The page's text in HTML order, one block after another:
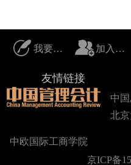
我要投稿 加入我们
友情链接
中欧国际工商学院
京ICP备